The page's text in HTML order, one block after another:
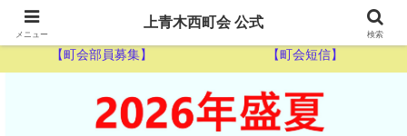
【ゴミ収集カレンダー】 【休日当番医】
【町会部員募集】 【町会短信】
メニュー
上青木西町会 公式
検索